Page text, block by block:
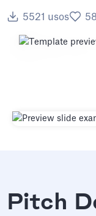
5521 usos 58
Pitch